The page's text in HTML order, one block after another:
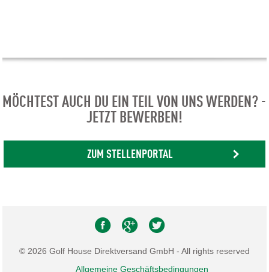
MÖCHTEST AUCH DU EIN TEIL VON UNS WERDEN? -
JETZT BEWERBEN!
ZUM STELLENPORTAL
© 2026 Golf House Direktversand GmbH - All rights reserved
Allgemeine Geschäftsbedingungen